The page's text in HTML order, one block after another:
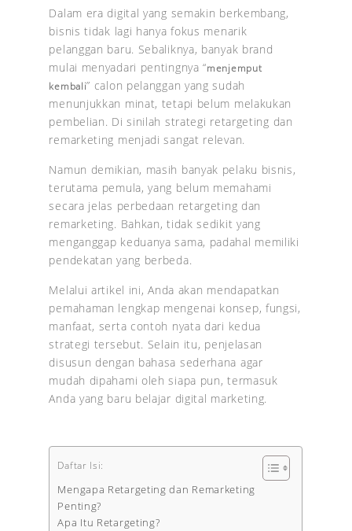
Dalam era digital yang semakin berkembang,
bisnis tidak lagi hanya fokus menarik
pelanggan baru. Sebaliknya, banyak brand
mulai menyadari pentingnya “menjemput
kembali” calon pelanggan yang sudah
menunjukkan minat, tetapi belum melakukan
pembelian. Di sinilah strategi retargeting dan
remarketing menjadi sangat relevan.
Namun demikian, masih banyak pelaku bisnis,
terutama pemula, yang belum memahami
secara jelas perbedaan retargeting dan
remarketing. Bahkan, tidak sedikit yang
menganggap keduanya sama, padahal memiliki
pendekatan yang berbeda.
Melalui artikel ini, Anda akan mendapatkan
pemahaman lengkap mengenai konsep, fungsi,
manfaat, serta contoh nyata dari kedua
strategi tersebut. Selain itu, penjelasan
disusun dengan bahasa sederhana agar
mudah dipahami oleh siapa pun, termasuk
Anda yang baru belajar digital marketing.
Daftar Isi:
Mengapa Retargeting dan Remarketing
Penting?
Apa Itu Retargeting?